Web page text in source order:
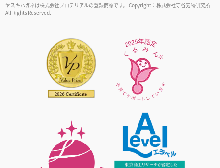
ヤスキハガネは株式会社プロテリアルの登録商標です。 Copyright：株式会社守谷刃物研究所
All Rights Reserved.